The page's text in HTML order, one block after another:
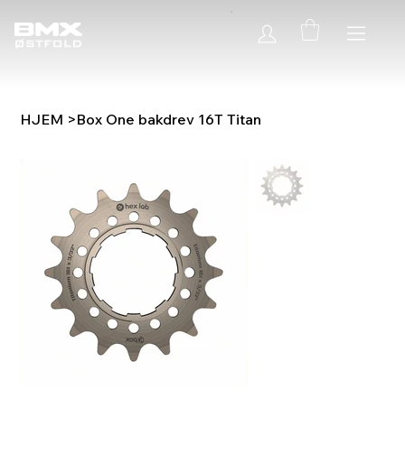
HJEM >Box One bakdrev 16T Titan